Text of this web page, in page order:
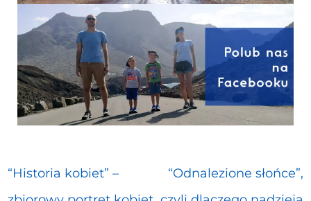
“Historia kobiet” –
“Odnalezione słońce”,